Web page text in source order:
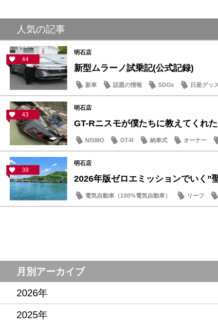
人気の記事
44
明石店
新型ムラーノ試乗記(公式記録)
新車 話題の情報 SDGs 日産グッ
43
明石店
GT-Rニスモが僕たちに教えてくれ
NISMO GT-R 納車式 オーナー
39
明石店
2026年版ゼロエミッションでいく”
電気自動車（100%電気自動車）
リーフ
話題の情報
月別アーカイブ
2026年
2025年